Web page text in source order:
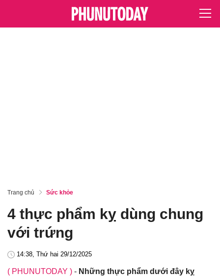
Trang chủ Sức khỏe
4 thực phẩm kỵ dùng chung
với trứng
14:38, Thứ hai 29/12/2025
( PHUNUTODAY ) - Những thực phẩm dưới đây kỵ